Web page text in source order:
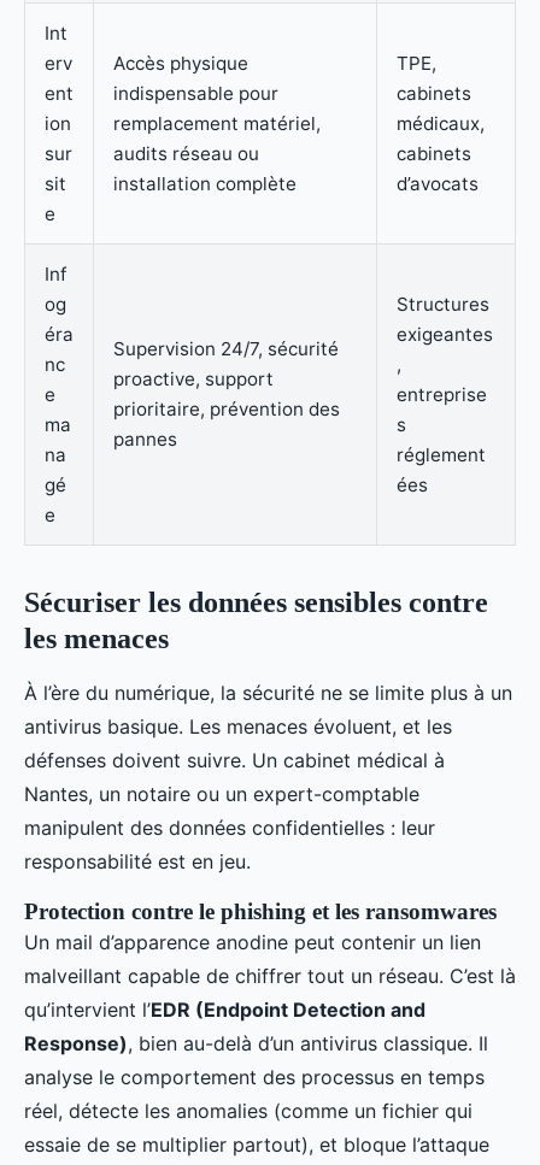
Int
erv
ent
ion
sur
sit
e
Accès physique
indispensable pour
remplacement matériel,
audits réseau ou
installation complète
TPE,
cabinets
médicaux,
cabinets
d’avocats
Inf
og
éra
nc
e
ma
na
gé
e
Supervision 24/7, sécurité
proactive, support
prioritaire, prévention des
pannes
Structures
exigeantes
,
entreprise
s
réglement
ées
Sécuriser les données sensibles contre
les menaces
À l’ère du numérique, la sécurité ne se limite plus à un
antivirus basique. Les menaces évoluent, et les
défenses doivent suivre. Un cabinet médical à
Nantes, un notaire ou un expert-comptable
manipulent des données confidentielles : leur
responsabilité est en jeu.
Protection contre le phishing et les ransomwares
Un mail d’apparence anodine peut contenir un lien
malveillant capable de chiffrer tout un réseau. C’est là
qu’intervient l’EDR (Endpoint Detection and
Response), bien au-delà d’un antivirus classique. Il
analyse le comportement des processus en temps
réel, détecte les anomalies (comme un fichier qui
essaie de se multiplier partout), et bloque l’attaque